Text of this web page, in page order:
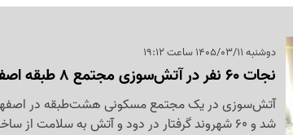
دوشنبه 1405/03/11 ساعت 19:12
نجات 60 نفر در آتش‌سوزی مجتمع 8 طبقه اصفهان
آتش‌سوزی در یک مجتمع مسکونی هشت‌طبقه در
شد و 60 شهروند گرفتار در دود و آتش به سلامت از ساختمان خارج شدند.